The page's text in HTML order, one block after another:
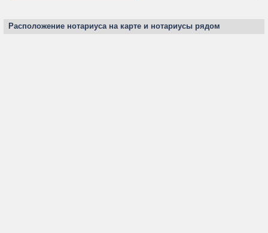
Расположение нотариуса на карте и нотариусы рядом